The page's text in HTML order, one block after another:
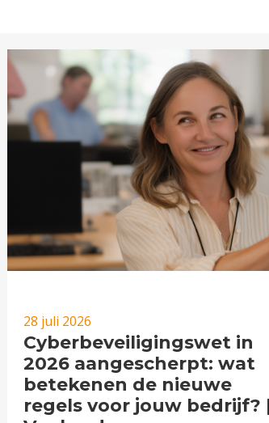
28 juli 2026
Cyberbeveiligingswet in
2026 aangescherpt: wat
betekenen de nieuwe
regels voor jouw bedrijf?